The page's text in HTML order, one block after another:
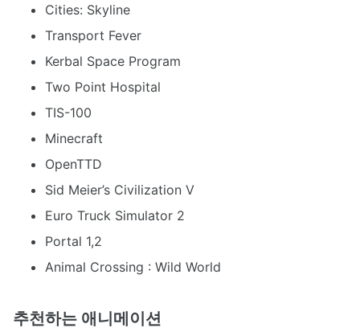
Cities: Skyline
Transport Fever
Kerbal Space Program
Two Point Hospital
TIS-100
Minecraft
OpenTTD
Sid Meier’s Civilization V
Euro Truck Simulator 2
Portal 1,2
Animal Crossing : Wild World
추천하는 애니메이션